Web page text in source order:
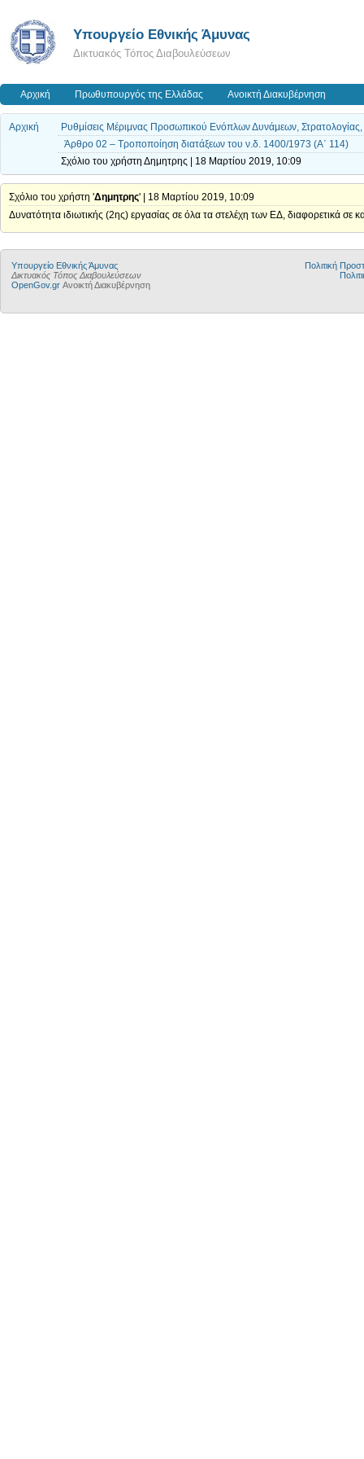
Υπουργείο Εθνικής Άμυνας
Δικτυακός Τόπος Διαβουλεύσεων
Αρχική Πρωθυπουργός της Ελλάδας Ανοικτή Διακυβέρνηση
Αρχική
Ρυθμίσεις Μέριμνας Προσωπικού Ενόπλων Δυνάμεων, Στρατολογίας,
Άρθρο 02 – Τροποποίηση διατάξεων του ν.δ. 1400/1973 (Α΄ 114)
Σχόλιο του χρήστη Δημητρης | 18 Μαρτίου 2019, 10:09
Σχόλιο του χρήστη 'Δημητρης' | 18 Μαρτίου 2019, 10:09
Δυνατότητα ιδιωτικής (2ης) εργασίας σε όλα τα στελέχη των ΕΔ, διαφορετικά σε
Υπουργείο Εθνικής Άμυνας
Δικτυακός Τόπος Διαβουλεύσεων
OpenGov.gr Ανοικτή Διακυβέρνηση
Πολιτική